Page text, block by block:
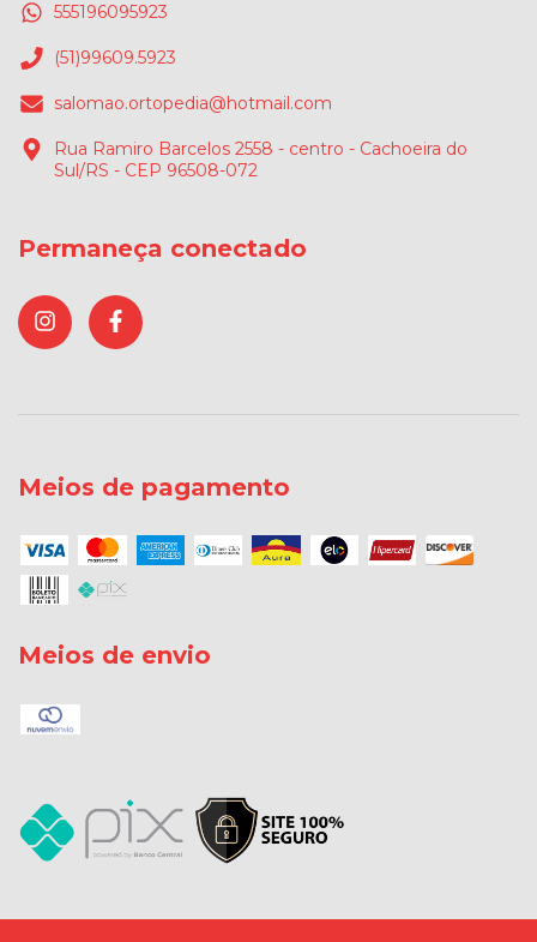
555196095923
(51)99609.5923
salomao.ortopedia@hotmail.com
Rua Ramiro Barcelos 2558 - centro - Cachoeira do
Sul/RS - CEP 96508-072
Permaneça conectado
Meios de pagamento
Meios de envio